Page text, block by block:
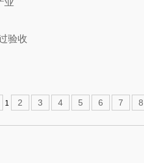
业
验收
1 2 3 4 5 6 7 8